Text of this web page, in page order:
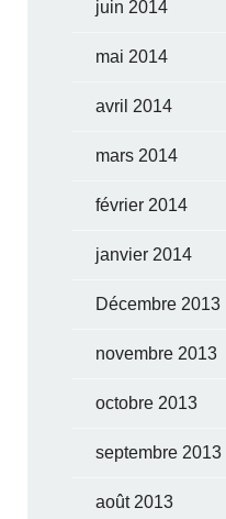
juin 2014
mai 2014
avril 2014
mars 2014
février 2014
janvier 2014
Décembre 2013
novembre 2013
octobre 2013
septembre 2013
août 2013